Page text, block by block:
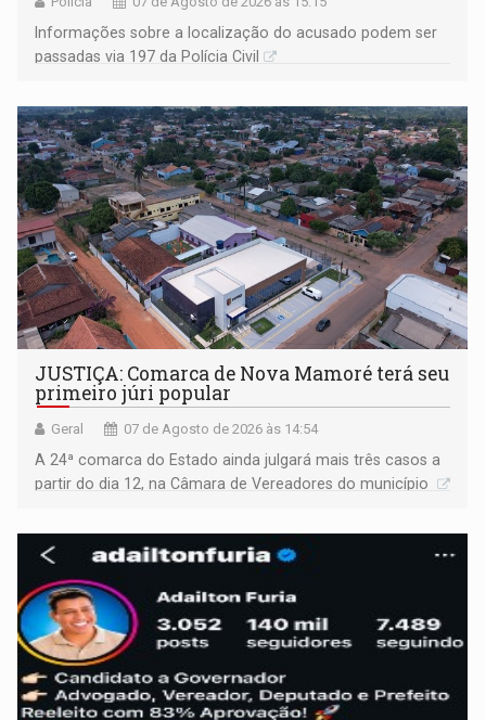
Informações sobre a localização do acusado podem ser
passadas via 197 da Polícia Civil
JUSTIÇA: Comarca de Nova Mamoré terá seu
primeiro júri popular
Geral 07 de Agosto de 2026 às 14:54
A 24ª comarca do Estado ainda julgará mais três casos a
partir do dia 12, na Câmara de Vereadores do município